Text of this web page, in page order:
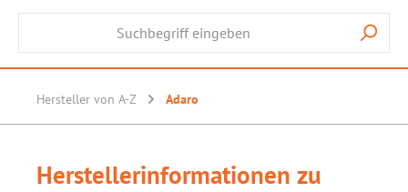
Hersteller von A-Z Adaro
Herstellerinformationen zu